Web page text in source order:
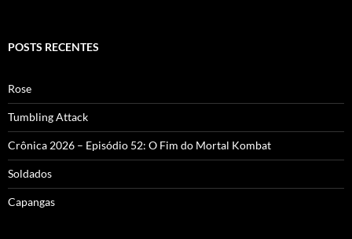
POSTS RECENTES
Rose
Tumbling Attack
Crônica 2026 – Episódio 52: O Fim do Mortal Kombat
Soldados
Capangas